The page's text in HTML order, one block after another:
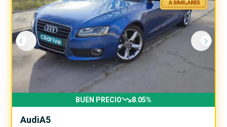
BUEN PRECIO 8.05%
AudiA5